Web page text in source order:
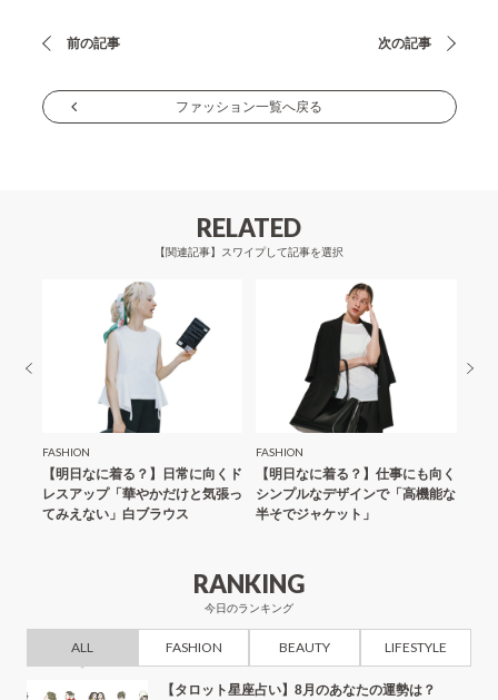
投
ナ
前の記事 次の記事
ファッション一覧へ戻る
RELATED
【関連記事】スワイプして記事を選択
FASHION
【明日なに着る？】日常に向くド
レスアップ「華やかだけと気張っ
てみえない」白ブラウス
FASHION
【明日なに着る？】仕事にも向く
シンプルなデザインで「高機能な
半そでジャケット」
RANKING
今日のランキング
ALL FASHION BEAUTY LIFESTYLE
【タロット星座占い】8月のあなたの運勢は？